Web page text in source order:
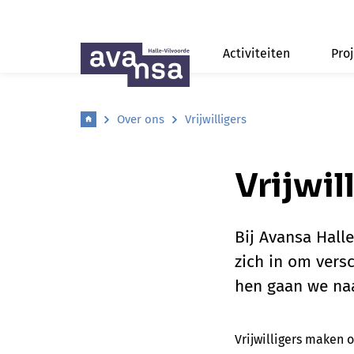
Activiteiten
Over ons Vrijwilligers
Bij Avansa
zich in om
hen gaan we
Vrijwilligers maken